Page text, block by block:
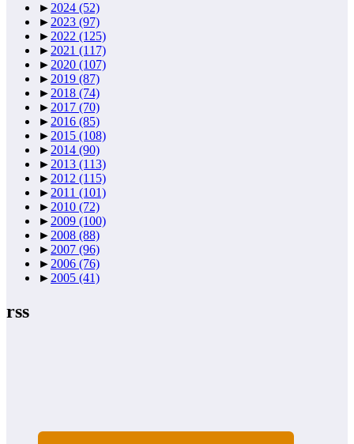
► 2024 (52)
► 2023 (97)
► 2022 (125)
► 2021 (117)
► 2020 (107)
► 2019 (87)
► 2018 (74)
► 2017 (70)
► 2016 (85)
► 2015 (108)
► 2014 (90)
► 2013 (113)
► 2012 (115)
► 2011 (101)
► 2010 (72)
► 2009 (100)
► 2008 (88)
► 2007 (96)
► 2006 (76)
► 2005 (41)
rss